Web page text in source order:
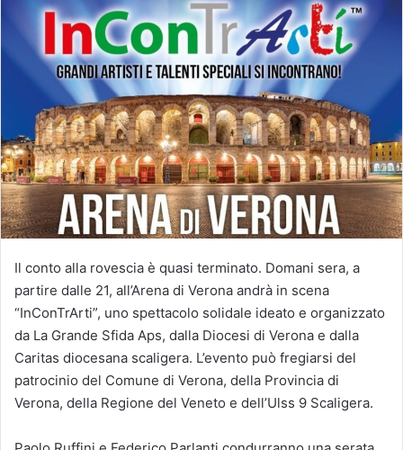
Il conto alla rovescia è quasi terminato. Domani sera, a
partire dalle 21, all’Arena di Verona andrà in scena
“InConTrArti”, uno spettacolo solidale ideato e organizzato
da La Grande Sfida Aps, dalla Diocesi di Verona e dalla
Caritas diocesana scaligera. L’evento può fregiarsi del
patrocinio del Comune di Verona, della Provincia di
Verona, della Regione del Veneto e dell’Ulss 9 Scaligera.